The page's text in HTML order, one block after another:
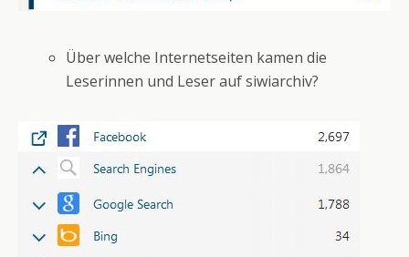
Über welche Internetseiten kamen die
Leserinnen und Leser auf siwiarchiv?